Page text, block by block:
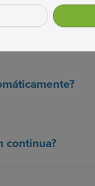
continua?